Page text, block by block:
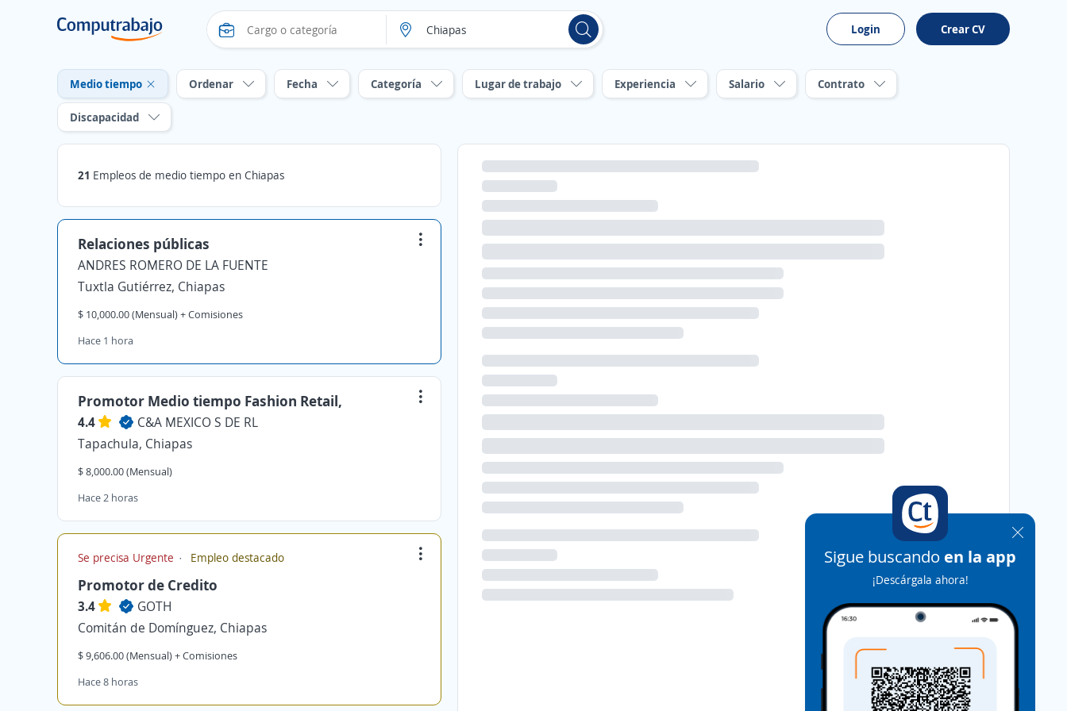
Login Crear CV
Medio tiempo Ordenar Fecha Categoría Lugar de trabajo Experiencia Salario Contrato
Discapacidad
21 Empleos de medio tiempo en Chiapas
Relaciones públicas
ANDRES ROMERO DE LA FUENTE
Tuxtla Gutiérrez, Chiapas
$ 10,000.00 (Mensual) + Comisiones
Hace 1 hora
Promotor Medio tiempo Fashion Retail,
4.4
C&A MEXICO S DE RL
Tapachula, Chiapas
$ 8,000.00 (Mensual)
Hace 2 horas
Se precisa Urgente Empleo destacado
Promotor de Credito
3.4
GOTH
Comitán de Domínguez, Chiapas
$ 9,606.00 (Mensual) + Comisiones
Hace 8 horas
Sigue buscando en la app
¡Descárgala ahora!